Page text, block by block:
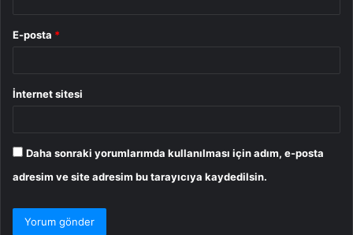
E-posta *
İnternet sitesi
Daha sonraki yorumlarımda kullanılması için adım, e-posta
adresim ve site adresim bu tarayıcıya kaydedilsin.